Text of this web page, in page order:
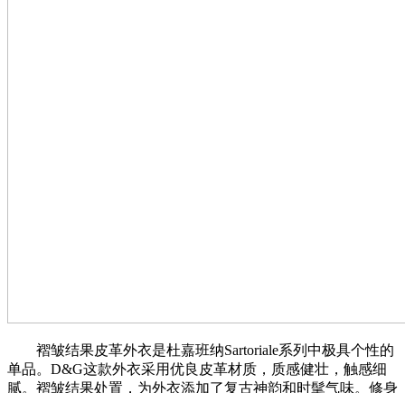
褶皱结果皮革外衣是杜嘉班纳Sartoriale系列中极具个性的
单品。D&G这款外衣采用优良皮革材质，质感健壮，触感细
腻。褶皱结果处置，为外衣添加了复古神韵和时髦气味。修身